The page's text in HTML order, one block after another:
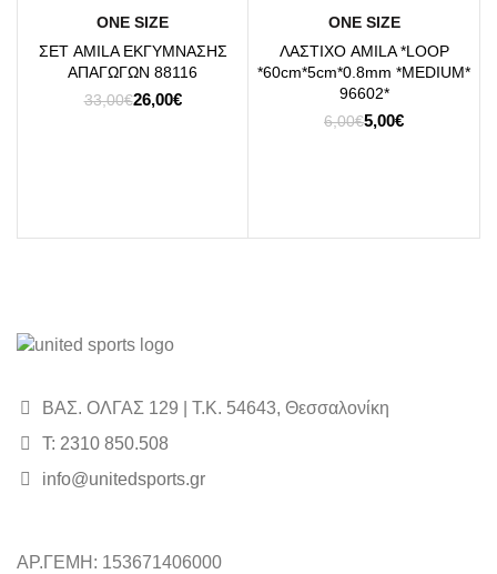
ΟΝΕ SΙΖΕ
ΣΕΤ AMILA ΕΚΓΥΜΝΑΣΗΣ
ΑΠΑΓΩΓΩΝ 88116
33,00€Original
26,00€Η
ΟΝΕ SΙΖΕ
ΛΑΣΤΙΧΟ AMILA *LOOP
*60cm*5cm*0.8mm *MEDIUM*
96602*
6,00€Original
5,00€Η
ΒΑΣ. ΟΛΓΑΣ 129 | Τ.Κ. 54643, Θεσσαλονίκη
Τ: 2310 850.508
info@unitedsports.gr
ΑΡ.ΓΕΜΗ: 153671406000